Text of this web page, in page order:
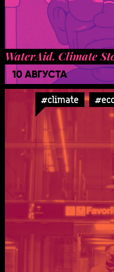
WaterAid. Climate
10 АВГУСТА
#climate